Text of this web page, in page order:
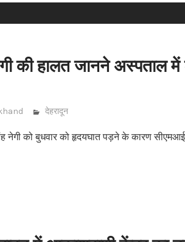
की हालत जानने अस्पताल में
देहरादून
नेगी को बुधवार को हृदयघात पड़ने के कारण